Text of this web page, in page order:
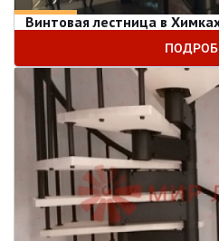
Винтовая лестница в